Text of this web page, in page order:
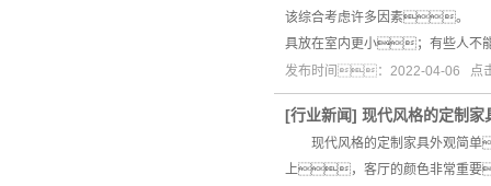
该综合考虑许多因素。
具放在室内更小；有些人不
发布时间：2022-04-06
[行业新闻] 现代风格的定制家
现代风格的定制家具外观简
上，客厅的颜色非常重要